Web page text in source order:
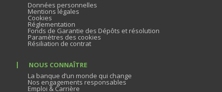
Données personnelles
Mentions légales
Cookies
Réglementation
Fonds de Garantie des Dépôts et résolution
Paramètres des cookies
Résiliation de contrat
NOUS CONNAÎTRE
La banque d’un monde qui change
Nos engagements responsables
Emploi & Carrière